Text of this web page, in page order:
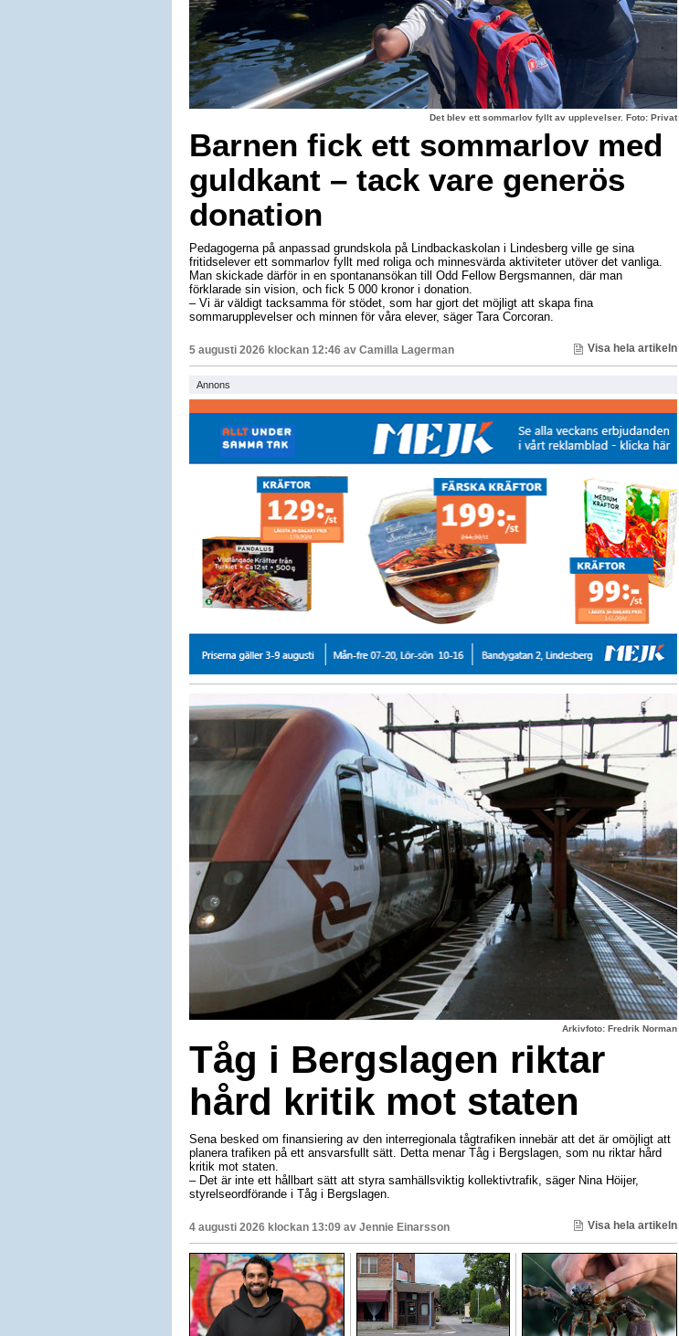
Det blev ett sommarlov fyllt av upplevelser. Foto: Privat
Barnen fick ett sommarlov med
guldkant – tack vare generös
donation
Pedagogerna på anpassad grundskola på Lindbackaskolan i Lindesberg ville ge sina
fritidselever ett sommarlov fyllt med roliga och minnesvärda aktiviteter utöver det vanliga.
Man skickade därför in en spontanansökan till Odd Fellow Bergsmannen, där man
förklarade sin vision, och fick 5 000 kronor i donation.
– Vi är väldigt tacksamma för stödet, som har gjort det möjligt att skapa fina
sommarupplevelser och minnen för våra elever, säger Tara Corcoran.
5 augusti 2026 klockan 12:46 av Camilla Lagerman Visa hela artikeln
Annons
Arkivfoto: Fredrik Norman
Tåg i Bergslagen riktar
hård kritik mot staten
Sena besked om finansiering av den interregionala tågtrafiken innebär att det är omöjligt att
planera trafiken på ett ansvarsfullt sätt. Detta menar Tåg i Bergslagen, som nu riktar hård
kritik mot staten.
– Det är inte ett hållbart sätt att styra samhällsviktig kollektivtrafik, säger Nina Höijer,
styrelseordförande i Tåg i Bergslagen.
4 augusti 2026 klockan 13:09 av Jennie Einarsson Visa hela artikeln